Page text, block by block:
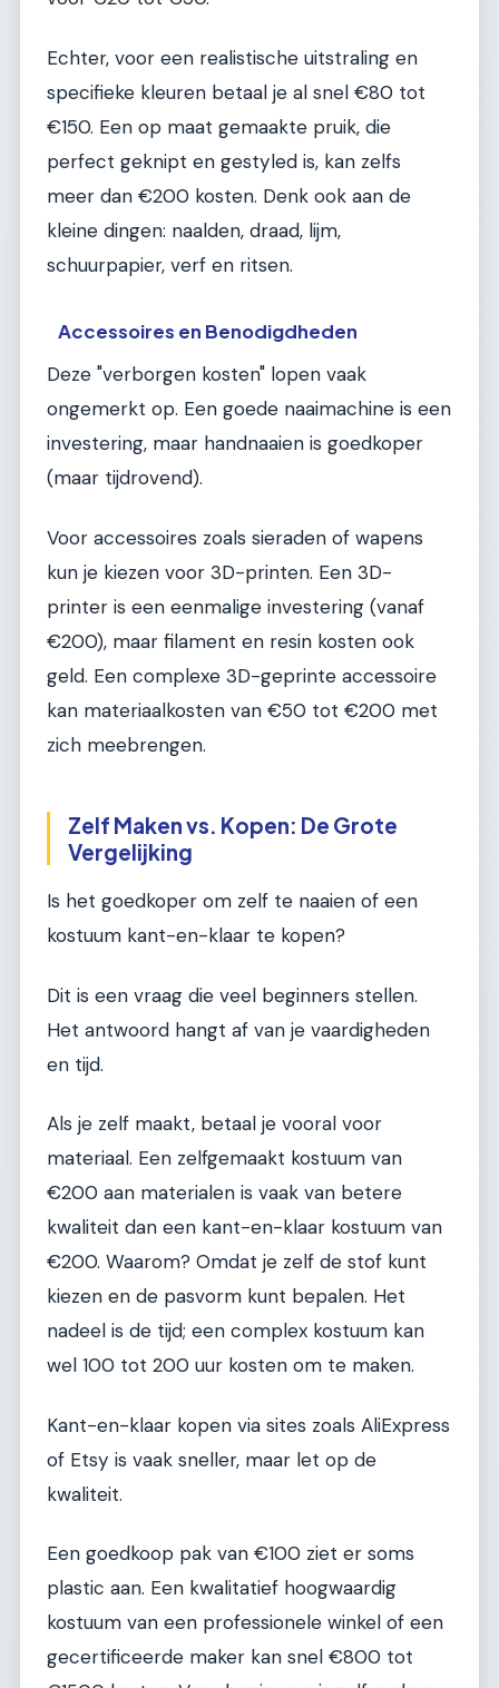
Echter, voor een realistische uitstraling en
specifieke kleuren betaal je al snel €80 tot
€150. Een op maat gemaakte pruik, die
perfect geknipt en gestyled is, kan zelfs
meer dan €200 kosten. Denk ook aan de
kleine dingen: naalden, draad, lijm,
schuurpapier, verf en ritsen.
Accessoires en Benodigdheden
Deze "verborgen kosten" lopen vaak
ongemerkt op. Een goede naaimachine is een
investering, maar handnaaien is goedkoper
(maar tijdrovend).
Voor accessoires zoals sieraden of wapens
kun je kiezen voor 3D-printen. Een 3D-
printer is een eenmalige investering (vanaf
€200), maar filament en resin kosten ook
geld. Een complexe 3D-geprinte accessoire
kan materiaalkosten van €50 tot €200 met
zich meebrengen.
Zelf Maken vs. Kopen: De Grote
Vergelijking
Is het goedkoper om zelf te naaien of een
kostuum kant-en-klaar te kopen?
Dit is een vraag die veel beginners stellen.
Het antwoord hangt af van je vaardigheden
en tijd.
Als je zelf maakt, betaal je vooral voor
materiaal. Een zelfgemaakt kostuum van
€200 aan materialen is vaak van betere
kwaliteit dan een kant-en-klaar kostuum van
€200. Waarom? Omdat je zelf de stof kunt
kiezen en de pasvorm kunt bepalen. Het
nadeel is de tijd; een complex kostuum kan
wel 100 tot 200 uur kosten om te maken.
Kant-en-klaar kopen via sites zoals AliExpress
of Etsy is vaak sneller, maar let op de
kwaliteit.
Een goedkoop pak van €100 ziet er soms
plastic aan. Een kwalitatief hoogwaardig
kostuum van een professionele winkel of een
gecertificeerde maker kan snel €800 tot